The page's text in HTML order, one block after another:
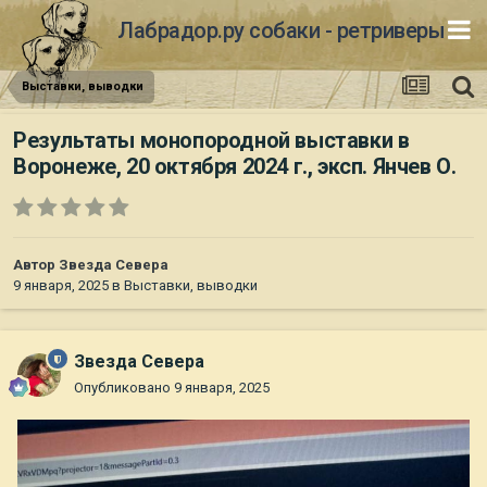
Лабрадор.ру собаки - ретриверы
Выставки, выводки
Результаты монопородной выставки в
Воронеже, 20 октября 2024 г., эксп. Янчев О.
Автор Звезда Севера
9 января, 2025 в Выставки, выводки
Звезда Севера
Опубликовано 9 января, 2025